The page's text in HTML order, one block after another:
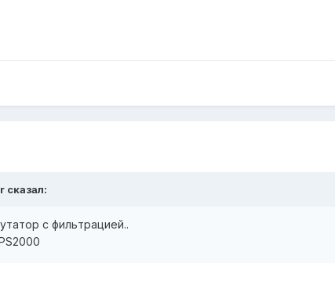
сказал:
с фильтрацией..